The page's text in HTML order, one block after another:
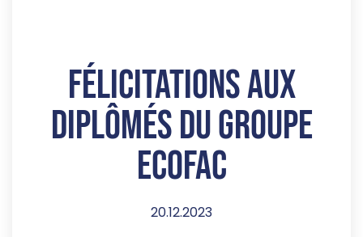
Félicitations aux
diplômés du Groupe
Ecofac
20.12.2023